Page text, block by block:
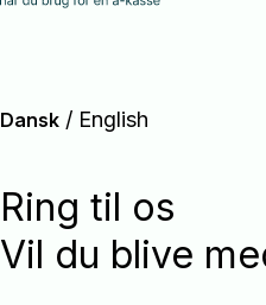
Dansk / English
Ring til os
Vil du blive